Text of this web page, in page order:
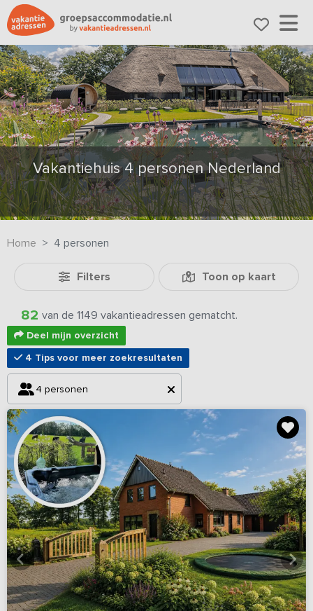
Vakantiehuis 4 personen Nederland
Home 4 personen
Filters Toon op kaart
82 van de 1149 vakantieadressen gematcht.
Deel mijn overzicht
4 Tips voor meer zoekresultaten
4 personen